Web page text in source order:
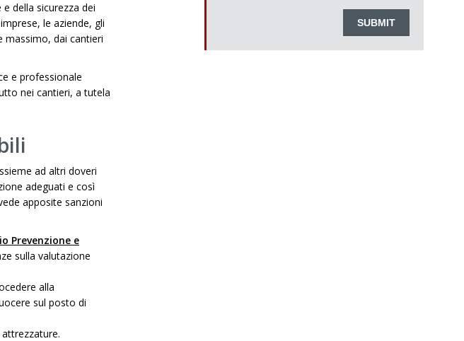
della sicurezza dei
le aziende, gli
massimo, dai cantieri
e professionale
nei cantieri, a tutela
ad altri doveri
adeguati e così
apposite sanzioni
Prevenzione e
sulla valutazione
alla
sul posto di